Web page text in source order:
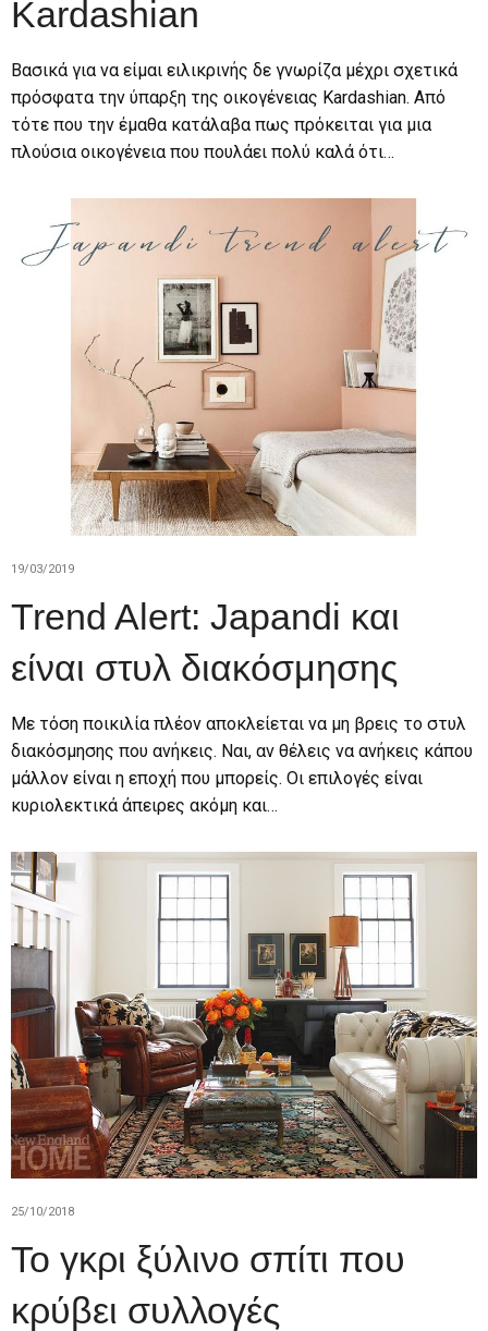
Kardashian
Βασικά για να είμαι ειλικρινής δε γνωρίζα μέχρι σχετικά
πρόσφατα την ύπαρξη της οικογένειας Kardashian. Από
τότε που την έμαθα κατάλαβα πως πρόκειται για μια
πλούσια οικογένεια που πουλάει πολύ καλά ότι…
19/03/2019
Trend Alert: Japandi και
είναι στυλ διακόσμησης
Με τόση ποικιλία πλέον αποκλείεται να μη βρεις το στυλ
διακόσμησης που ανήκεις. Ναι, αν θέλεις να ανήκεις κάπου
μάλλον είναι η εποχή που μπορείς. Οι επιλογές είναι
κυριολεκτικά άπειρες ακόμη και…
25/10/2018
Το γκρι ξύλινο σπίτι που
κρύβει συλλογές